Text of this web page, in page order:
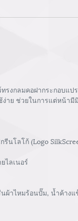
รงกลมคอฝากระกอบแ
ง่าย ช่วยในการแต่หน้า
นโลโก้ (Logo
ไลเนอร์
ผ้าไหมร้อนปั๊ม, น้ำค้าง